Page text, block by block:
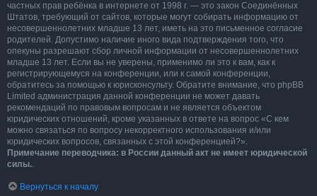
частных прав ребёнка в интернете от 1998 г. — это закон Соединённых
Штатов, требующий от сайтов, которые могут собирать информацию от
несовершеннолетних младше 13 лет, иметь на это письменное согласие
родителей. Допустимо наличие иного вида подтверждения того, что
опекуны разрешают сбор личной информации от несовершеннолетних
младше 13 лет. Если вы не уверены, применимо ли это к вам, как к
регистрирующемуся на конференции, или к самой конференции,
обратитесь за помощью к юрисконсульту. Обратите внимание, что phpBB
Limited администрация данной конференции не может давать
рекомендаций по правовым вопросам и не является объектом
юридических отношений, кроме указанных в ответе на вопрос «С кем
можно связаться по вопросу некорректного использования и/или
юридических вопросов, связанных с этой конференцией?».
Примечание переводчика: в России данный акт не имеет юридической
силы..
Вернуться к началу